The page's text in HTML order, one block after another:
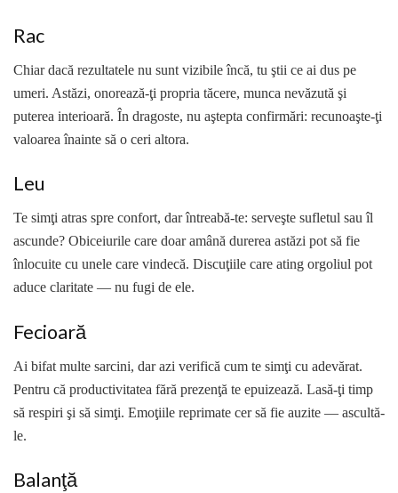
Rac
Chiar dacă rezultatele nu sunt vizibile încă, tu ştii ce ai dus pe
umeri. Astăzi, onorează-ţi propria tăcere, munca nevăzută şi
puterea interioară. În dragoste, nu aştepta confirmări: recunoaşte-ţi
valoarea înainte să o ceri altora.
Leu
Te simţi atras spre confort, dar întreabă-te: serveşte sufletul sau îl
ascunde? Obiceiurile care doar amână durerea astăzi pot să fie
înlocuite cu unele care vindecă. Discuţiile care ating orgoliul pot
aduce claritate — nu fugi de ele.
Fecioară
Ai bifat multe sarcini, dar azi verifică cum te simţi cu adevărat.
Pentru că productivitatea fără prezenţă te epuizează. Lasă-ţi timp
să respiri şi să simţi. Emoţiile reprimate cer să fie auzite — ascultă-
le.
Balanţă